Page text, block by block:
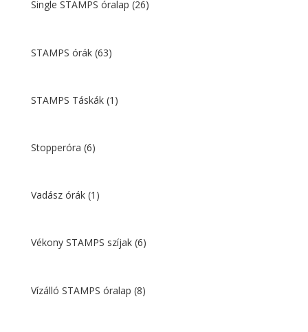
Single STAMPS óralap (26)
STAMPS órák (63)
STAMPS Táskák (1)
Stopperóra (6)
Vadász órák (1)
Vékony STAMPS szíjak (6)
Vízálló STAMPS óralap (8)